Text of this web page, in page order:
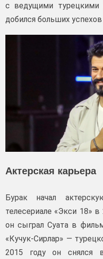
с ведущими турецкими
добился больших
Актерская карьера
Бурак начал
телесериале «Экси 18»
он сыграл Суата в
«Кучук-Сирлар» —
2015 году он снялся